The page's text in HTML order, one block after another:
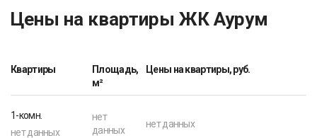
Цены на квартиры ЖК Аурум
Квартиры
Площадь,
м²
Цены на квартиры, руб.
1-комн.
нет данных
нет
данных
нет данных